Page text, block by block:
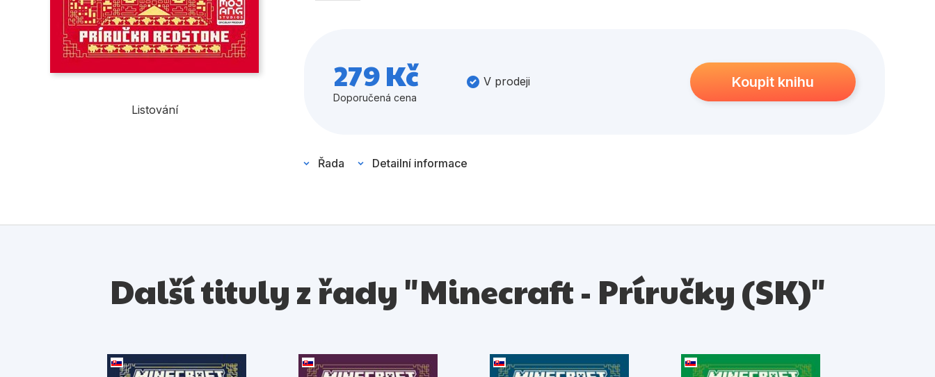
Listování
279 Kč
Doporučená cena
V prodeji Koupit knihu
Řada Detailní informace
Další tituly z řady "Minecraft - Príručky (SK)"